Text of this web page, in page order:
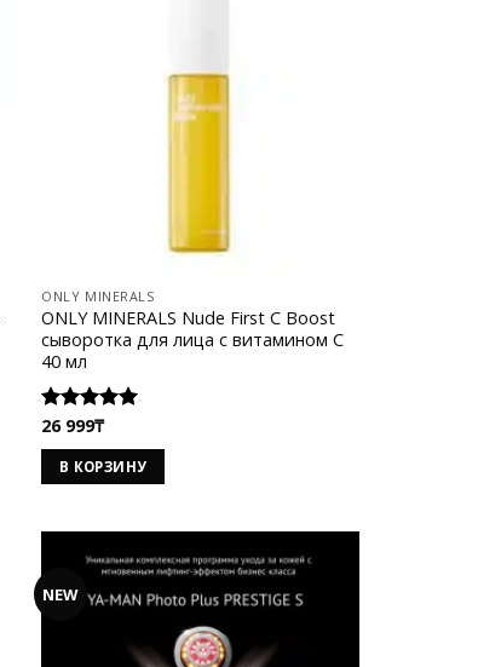
ONLY MINERALS
ONLY MINERALS Nude First C Boost
cыворотка для лица с витамином C
40 мл
Оценка
26 999₸
В КОРЗИНУ
NEW